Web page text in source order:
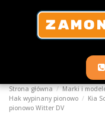
Strona główna Marki i
Hak wypinany pionowo
Kia
pionowo Witter DV